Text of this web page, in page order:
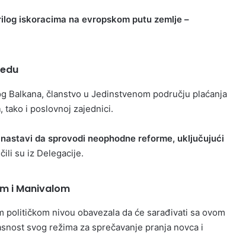
iskoracima na evropskom putu zemlje –
Balkana, članstvo u Jedinstvenom području plaćanja
tako i poslovnoj zajednici.
da sprovodi neophodne reforme, uključujući
su iz Delegacije.
i Manivalom
političkom nivou obavezala da će sarađivati sa ovom
svog režima za sprečavanje pranja novca i